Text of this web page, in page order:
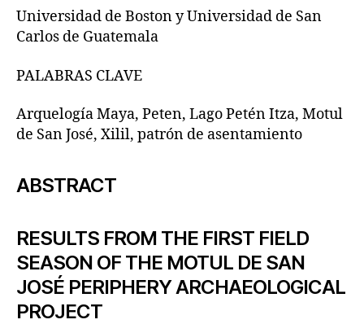
Universidad de Boston y Universidad de San
Carlos de Guatemala
PALABRAS CLAVE
Arquelogía Maya, Peten, Lago Petén Itza, Motul
de San José, Xilil, patrón de asentamiento
ABSTRACT
RESULTS FROM THE FIRST FIELD
SEASON OF THE MOTUL DE SAN
JOSÉ PERIPHERY ARCHAEOLOGICAL
PROJECT